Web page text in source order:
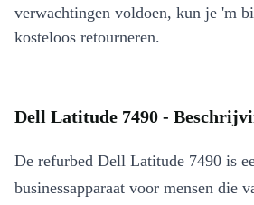
verwachtingen voldoen, kun je 'm
kosteloos retourneren.
Dell Latitude 7490 -
De refurbed Dell Latitude 7490 is
businessapparaat voor mensen die